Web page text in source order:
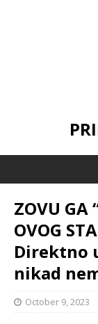
ZOVU GA
OVOG
Direktno
nikad
October 9, 2023